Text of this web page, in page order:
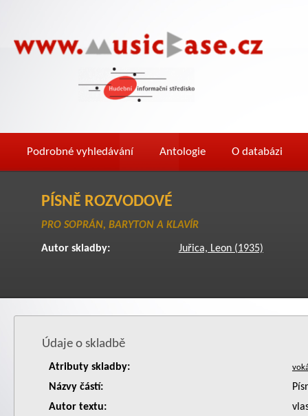
Podrobné vyhledávání Antologie O databázi
PÍSNĚ ROZVODOVÉ
PRO SOPRÁN, BARYTON A KLAVÍR
Autor skladby: Juřica, Leon (1935)
Údaje o skladbě
Atributy skladby:
Názvy částí:
Autor textu: